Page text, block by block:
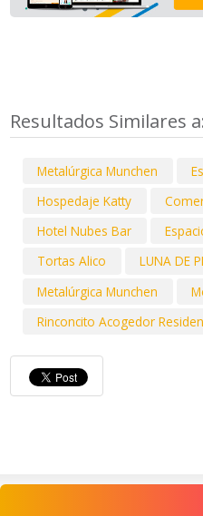
Resultados Similares a:
Metalúrgica Munchen
Hospedaje Katty
Hotel Nubes Bar
Tortas Alico
LUNA DE
Metalúrgica Munchen
Rinconcito Acogedor